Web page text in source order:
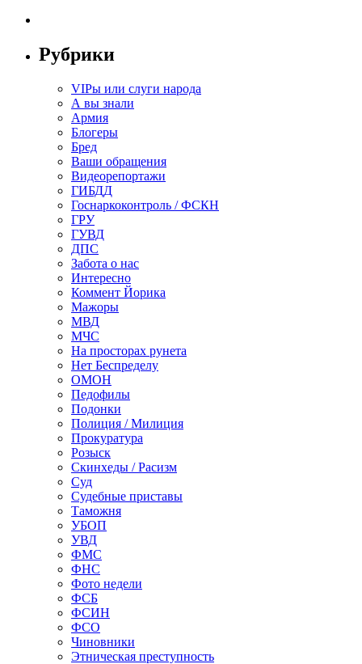
Рубрики
VIPы или слуги народа
А вы знали
Армия
Блогеры
Бред
Ваши обращения
Видеорепортажи
ГИБДД
Госнаркоконтроль / ФСКН
ГРУ
ГУВД
ДПС
Забота о нас
Интересно
Коммент Йорика
Мажоры
МВД
МЧС
На просторах рунета
Нет Беспределу
ОМОН
Педофилы
Подонки
Полиция / Милиция
Прокуратура
Розыск
Скинхеды / Расизм
Суд
Судебные приставы
Таможня
УБОП
УВД
ФМС
ФНС
Фото недели
ФСБ
ФСИН
ФСО
Чиновники
Этническая преступность